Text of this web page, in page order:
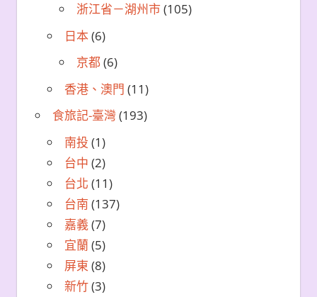
浙江省－湖州市(105)
日本(6)
京都(6)
香港、澳門 (11)
食旅記-臺灣 (193)
南投 (1)
台中 (2)
台北 (11)
台南 (137)
嘉義(7)
宜蘭 (5)
屏東 (8)
新竹(3)